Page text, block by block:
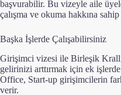
başvurabilir. Bu vizeyle aile
çalışma ve okuma hakkına
Başka İşlerde Çalışabilirsiniz
Girişimci vizesi ile Birleşik
gelirinizi arttırmak için ek
Office, Start-up girişimcilerin
verir.